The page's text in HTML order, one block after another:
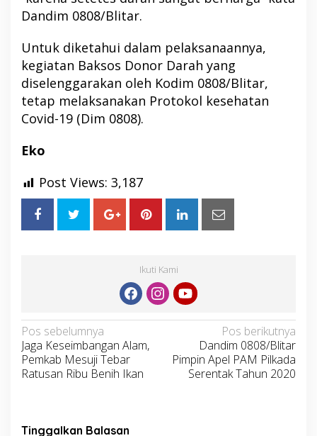
Dandim 0808/Blitar.
Untuk diketahui dalam pelaksanaannya,
kegiatan Baksos Donor Darah yang
diselenggarakan oleh Kodim 0808/Blitar,
tetap melaksanakan Protokol kesehatan
Covid-19 (Dim 0808).
Eko
Post Views: 3,187
Ikuti Kami
Navigasi
pos
Pos sebelumnya
Jaga Keseimbangan Alam,
Pemkab Mesuji Tebar
Ratusan Ribu Benih Ikan
Pos berikutnya
Dandim 0808/Blitar
Pimpin Apel PAM Pilkada
Serentak Tahun 2020
Tinggalkan Balasan